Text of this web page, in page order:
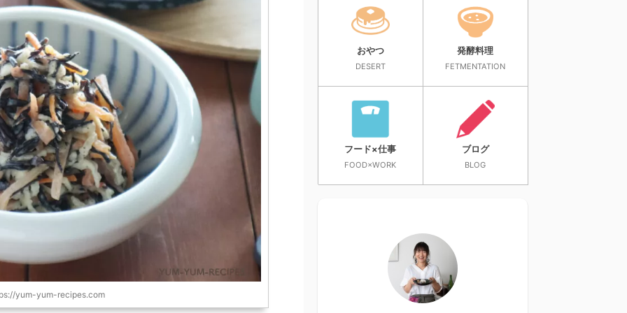
yum-yum-recipes.com
おやつ
DESERT
発酵料理
FETMENTATION
フード×仕事
FOOD×WORK
ブログ
BLOG